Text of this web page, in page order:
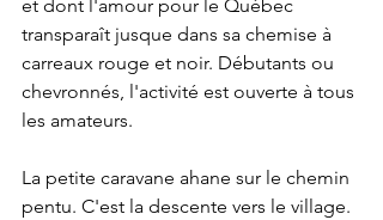
et dont l'amour pour le Québec
transparaît jusque dans sa chemise à
carreaux rouge et noir. Débutants ou
chevronnés, l'activité est ouverte à tous
les amateurs.
La petite caravane ahane sur le chemin
pentu. C'est la descente vers le village.